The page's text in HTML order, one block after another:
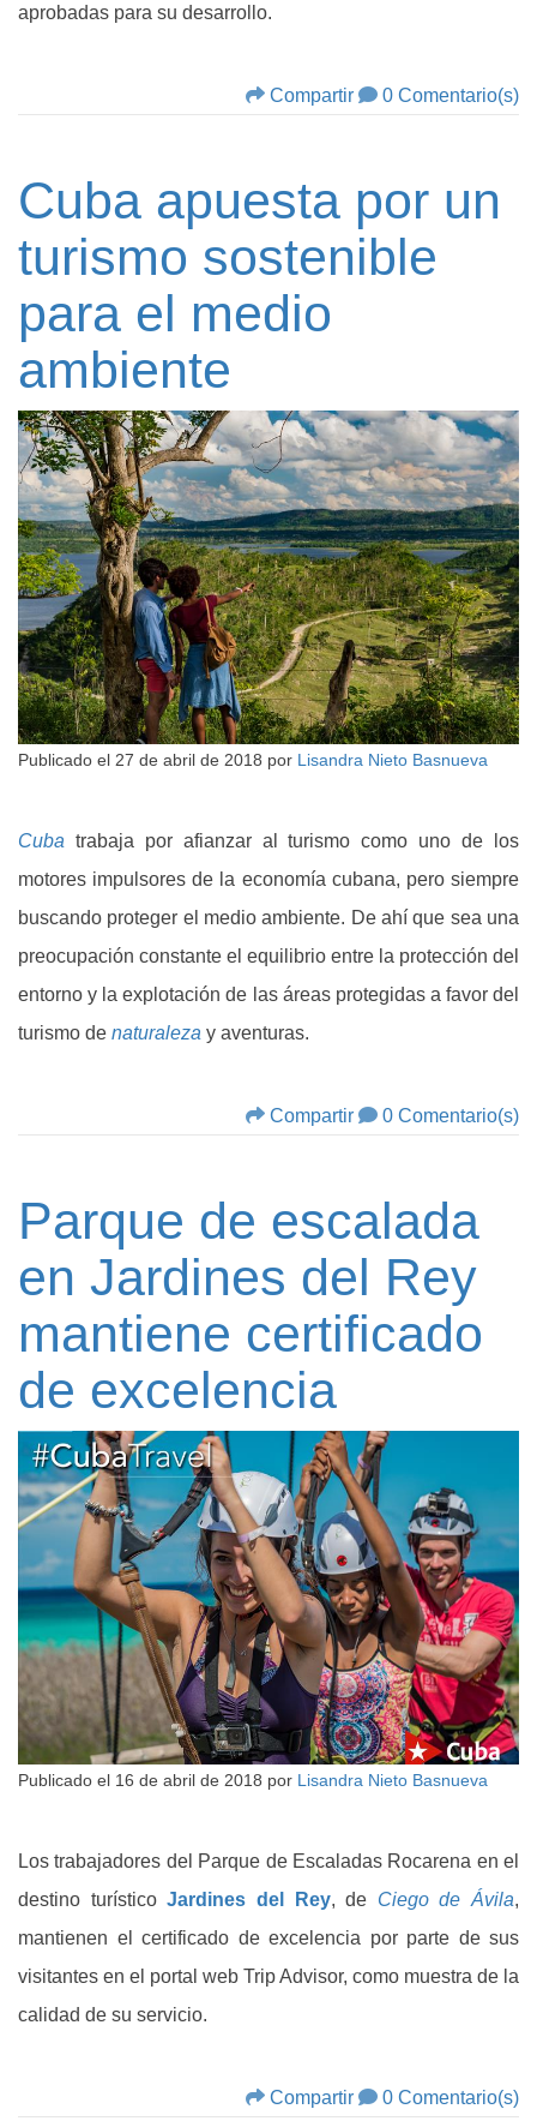
aprobadas para su desarrollo.
Compartir 0 Comentario(s)
Cuba apuesta por un
turismo sostenible
para el medio
ambiente
Publicado el 27 de abril de 2018 por Lisandra Nieto Basnueva
Cuba trabaja por afianzar al turismo como uno de los
motores impulsores de la economía cubana, pero siempre
buscando proteger el medio ambiente. De ahí que sea una
preocupación constante el equilibrio entre la protección del
entorno y la explotación de las áreas protegidas a favor del
turismo de naturaleza y aventuras.
Compartir 0 Comentario(s)
Parque de escalada
en Jardines del Rey
mantiene certificado
de excelencia
Publicado el 16 de abril de 2018 por Lisandra Nieto Basnueva
Los trabajadores del Parque de Escaladas Rocarena en el
destino turísticoJardines del Rey, de Ciego de Ávila,
mantienen el certificado de excelencia por parte de sus
visitantes en el portal web Trip Advisor, como muestra de la
calidad de su servicio.
Compartir 0 Comentario(s)